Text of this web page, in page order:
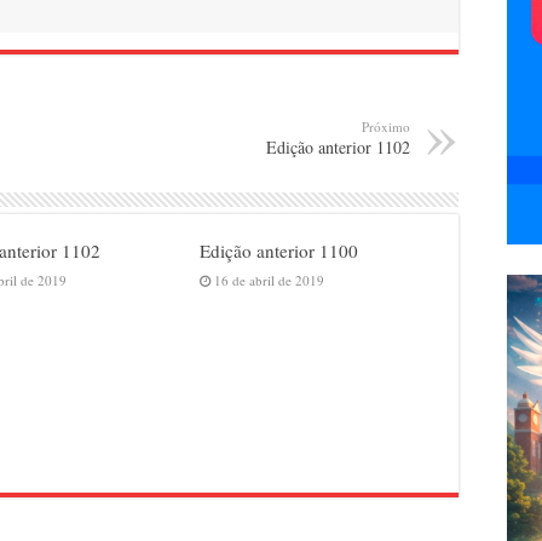
Próximo
Edição anterior 1102
1102
de 2019
Edição anterior 1100
16 de abril de 2019